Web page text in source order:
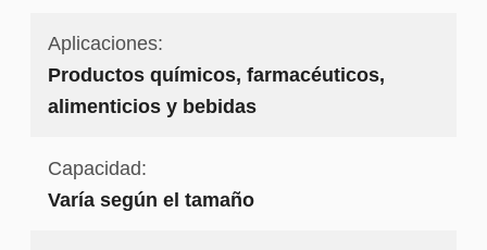
Aplicaciones:
Productos químicos, farmacéuticos,
alimenticios y bebidas
Capacidad:
Varía según el tamaño